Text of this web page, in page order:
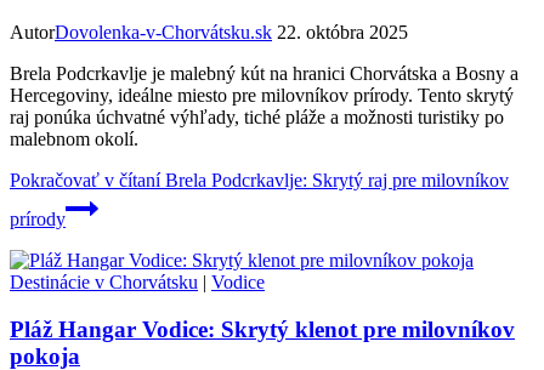
AutorDovolenka-v-Chorvátsku.sk 22. októbra 2025
Brela Podcrkavlje je malebný kút na hranici Chorvátska a Bosny a
Hercegoviny, ideálne miesto pre milovníkov prírody. Tento skrytý
raj ponúka úchvatné výhľady, tiché pláže a možnosti turistiky po
malebnom okolí.
Pokračovať v čítaníBrela Podcrkavlje: Skrytý raj pre milovníkov
prírody
Destinácie v Chorvátsku | Vodice
Pláž Hangar Vodice: Skrytý klenot pre milovníkov
pokoja